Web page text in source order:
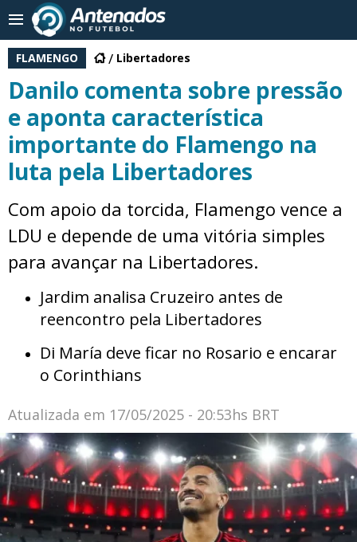
FLAMENGO Libertadores
Danilo comenta sobre pressão
e aponta característica
importante do Flamengo na
luta pela Libertadores
Com apoio da torcida, Flamengo vence a
LDU e depende de uma vitória simples
para avançar na Libertadores.
Jardim analisa Cruzeiro antes de
reencontro pela Libertadores
Di María deve ficar no Rosario e encarar
o Corinthians
Atualizada em 17/05/2025 - 20:53hs BRT